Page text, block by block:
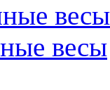
весы
весы